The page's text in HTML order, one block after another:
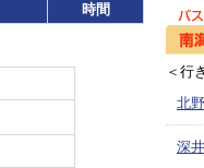
時間
＜行
北
深